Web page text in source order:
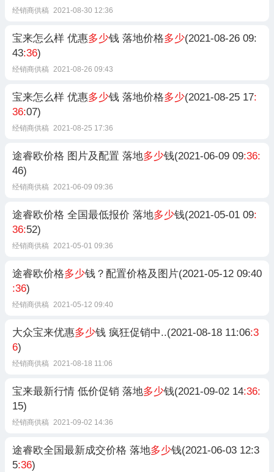
经销商供稿 2021-08-30 12:36
宝来怎么样 优惠多少钱 落地价格多少(2021-08-26 09:
43:36)
经销商供稿 2021-08-26 09:43
宝来怎么样 优惠多少钱 落地价格多少(2021-08-25 17:
36:07)
经销商供稿 2021-08-25 17:36
途睿欧价格 图片及配置 落地多少钱(2021-06-09 09:36:
46)
经销商供稿 2021-06-09 09:36
途睿欧价格 全国最低报价 落地多少钱(2021-05-01 09:
36:52)
经销商供稿 2021-05-01 09:36
途睿欧价格多少钱？配置价格及图片(2021-05-12 09:40
:36)
经销商供稿 2021-05-12 09:40
大众宝来优惠多少钱 疯狂促销中..(2021-08-18 11:06:3
6)
经销商供稿 2021-08-18 11:06
宝来最新行情 低价促销 落地多少钱(2021-09-02 14:36:
15)
经销商供稿 2021-09-02 14:36
途睿欧全国最新成交价格 落地多少钱(2021-06-03 12:3
5:36)